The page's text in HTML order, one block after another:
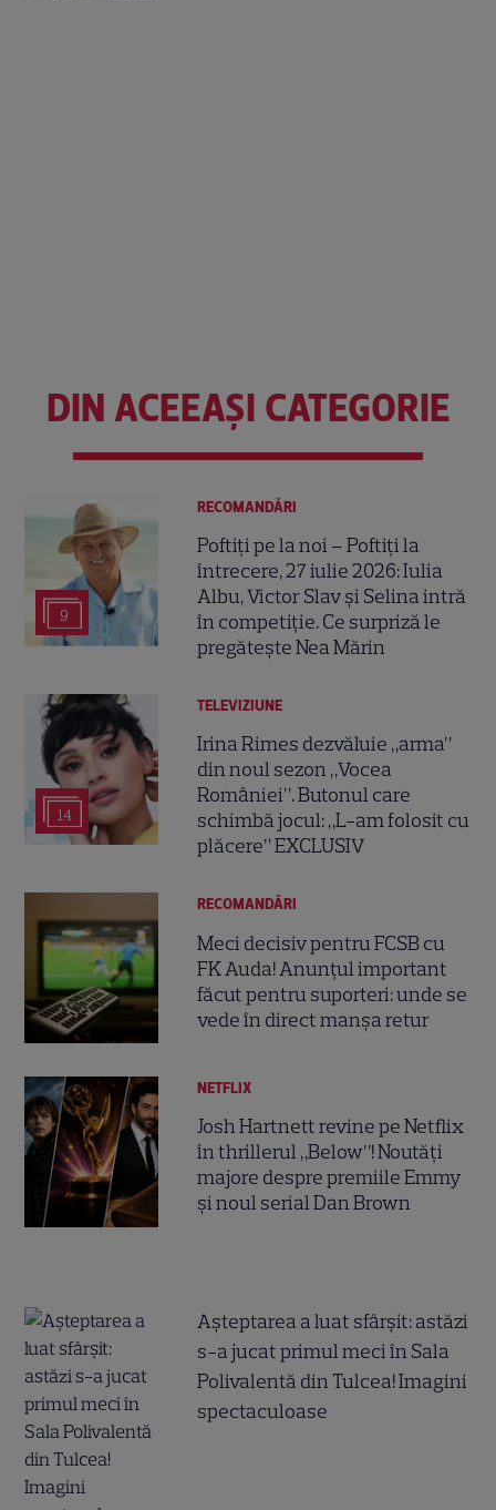
DIN ACEEAȘI CATEGORIE
9
RECOMANDĂRI
Poftiți pe la noi – Poftiți la
întrecere, 27 iulie 2026: Iulia
Albu, Victor Slav și Selina intră
în competiție. Ce surpriză le
pregătește Nea Mărin
14
TELEVIZIUNE
Irina Rimes dezvăluie „arma”
din noul sezon „Vocea
României”. Butonul care
schimbă jocul: „L-am folosit cu
plăcere” EXCLUSIV
RECOMANDĂRI
Meci decisiv pentru FCSB cu
FK Auda! Anunțul important
făcut pentru suporteri: unde se
vede în direct manșa retur
NETFLIX
Josh Hartnett revine pe Netflix
în thrillerul „Below”! Noutăți
majore despre premiile Emmy
și noul serial Dan Brown
Așteptarea a luat sfârșit: astăzi
s-a jucat primul meci în Sala
Polivalentă din Tulcea! Imagini
spectaculoase